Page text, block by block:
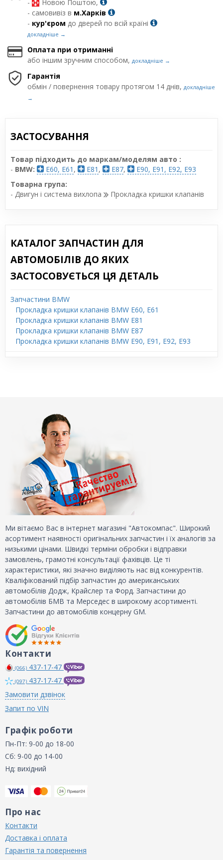
-
Новою Поштою,
- самовивіз в м.Харків
- кур'єром до дверей по всій країні
докладніше →
Оплата при отриманні
або іншим зручним способом, докладніше →
Гарантія
обмін / повернення товару протягом 14 днів, докладніше
→
ЗАСТОСУВАННЯ
Товар підходить до маркам/моделям авто :
- BMW: E60, E61 , E81 , E87,
E90, E91, E92, E93
Товарна група:
- Двигун і система вихлопа
Прокладка кришки клапанів
КАТАЛОГ ЗАПЧАСТИН ДЛЯ
АВТОМОБІЛІВ ДО ЯКИХ
ЗАСТОСОВУЄТЬСЯ ЦЯ ДЕТАЛЬ
Запчастини BMW
Прокладка кришки клапанів BMW E60, E61
Прокладка кришки клапанів BMW E81
Прокладка кришки клапанів BMW E87
Прокладка кришки клапанів BMW E90, E91, E92, E93
Ми вітаємо Вас в інтернет магазині "Автокомпас". Широкий
асортимент наявності оригінальних запчастин і їх аналогів за
низькими цінами. Швидкі терміни обробки і відправки
замовлень, грамотні консультації фахівців. Це ті
характеристики, які значно виділяють нас від конкурентів.
Кваліфікований підбір запчастин до американських
автомобілів Додж, Крайслер та Форд. Запчастини до
автомобілів БМВ та Мерседес в широкому асортименті.
Запчастини до автомобілів концерну GM.
Контакти
(066) 437-17-47
(097) 437-17-47
Замовити дзвінок
Запит по VIN
Графік роботи
Пн-Пт: 9-00 до 18-00
Сб: 9-00 до 14-00
Нд: вихідний
Про нас
Контакти
Доставка і оплата
Гарантія та повернення